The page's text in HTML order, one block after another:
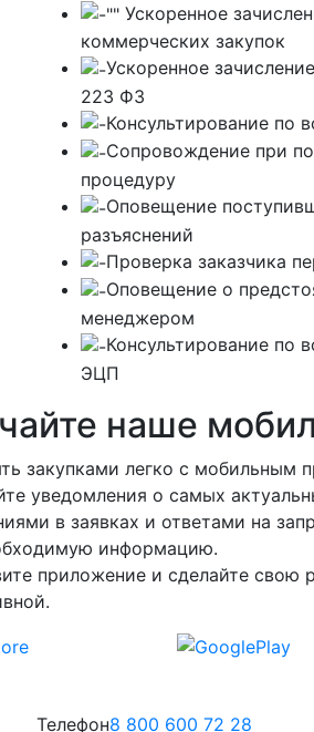
Ускоренное
коммерческих закупок
Ускоренное
223 ФЗ
Консультирование по
Сопровождение при
процедуру
Оповещение
разъяснений
Проверка заказчика
Оповещение о
менеджером
Консультирование по
ЭЦП
наше
закупками легко с
уведомления о самых
в заявках и ответами на
информацию.
приложение и сделайте свою
Телефон8 800 600 72 28